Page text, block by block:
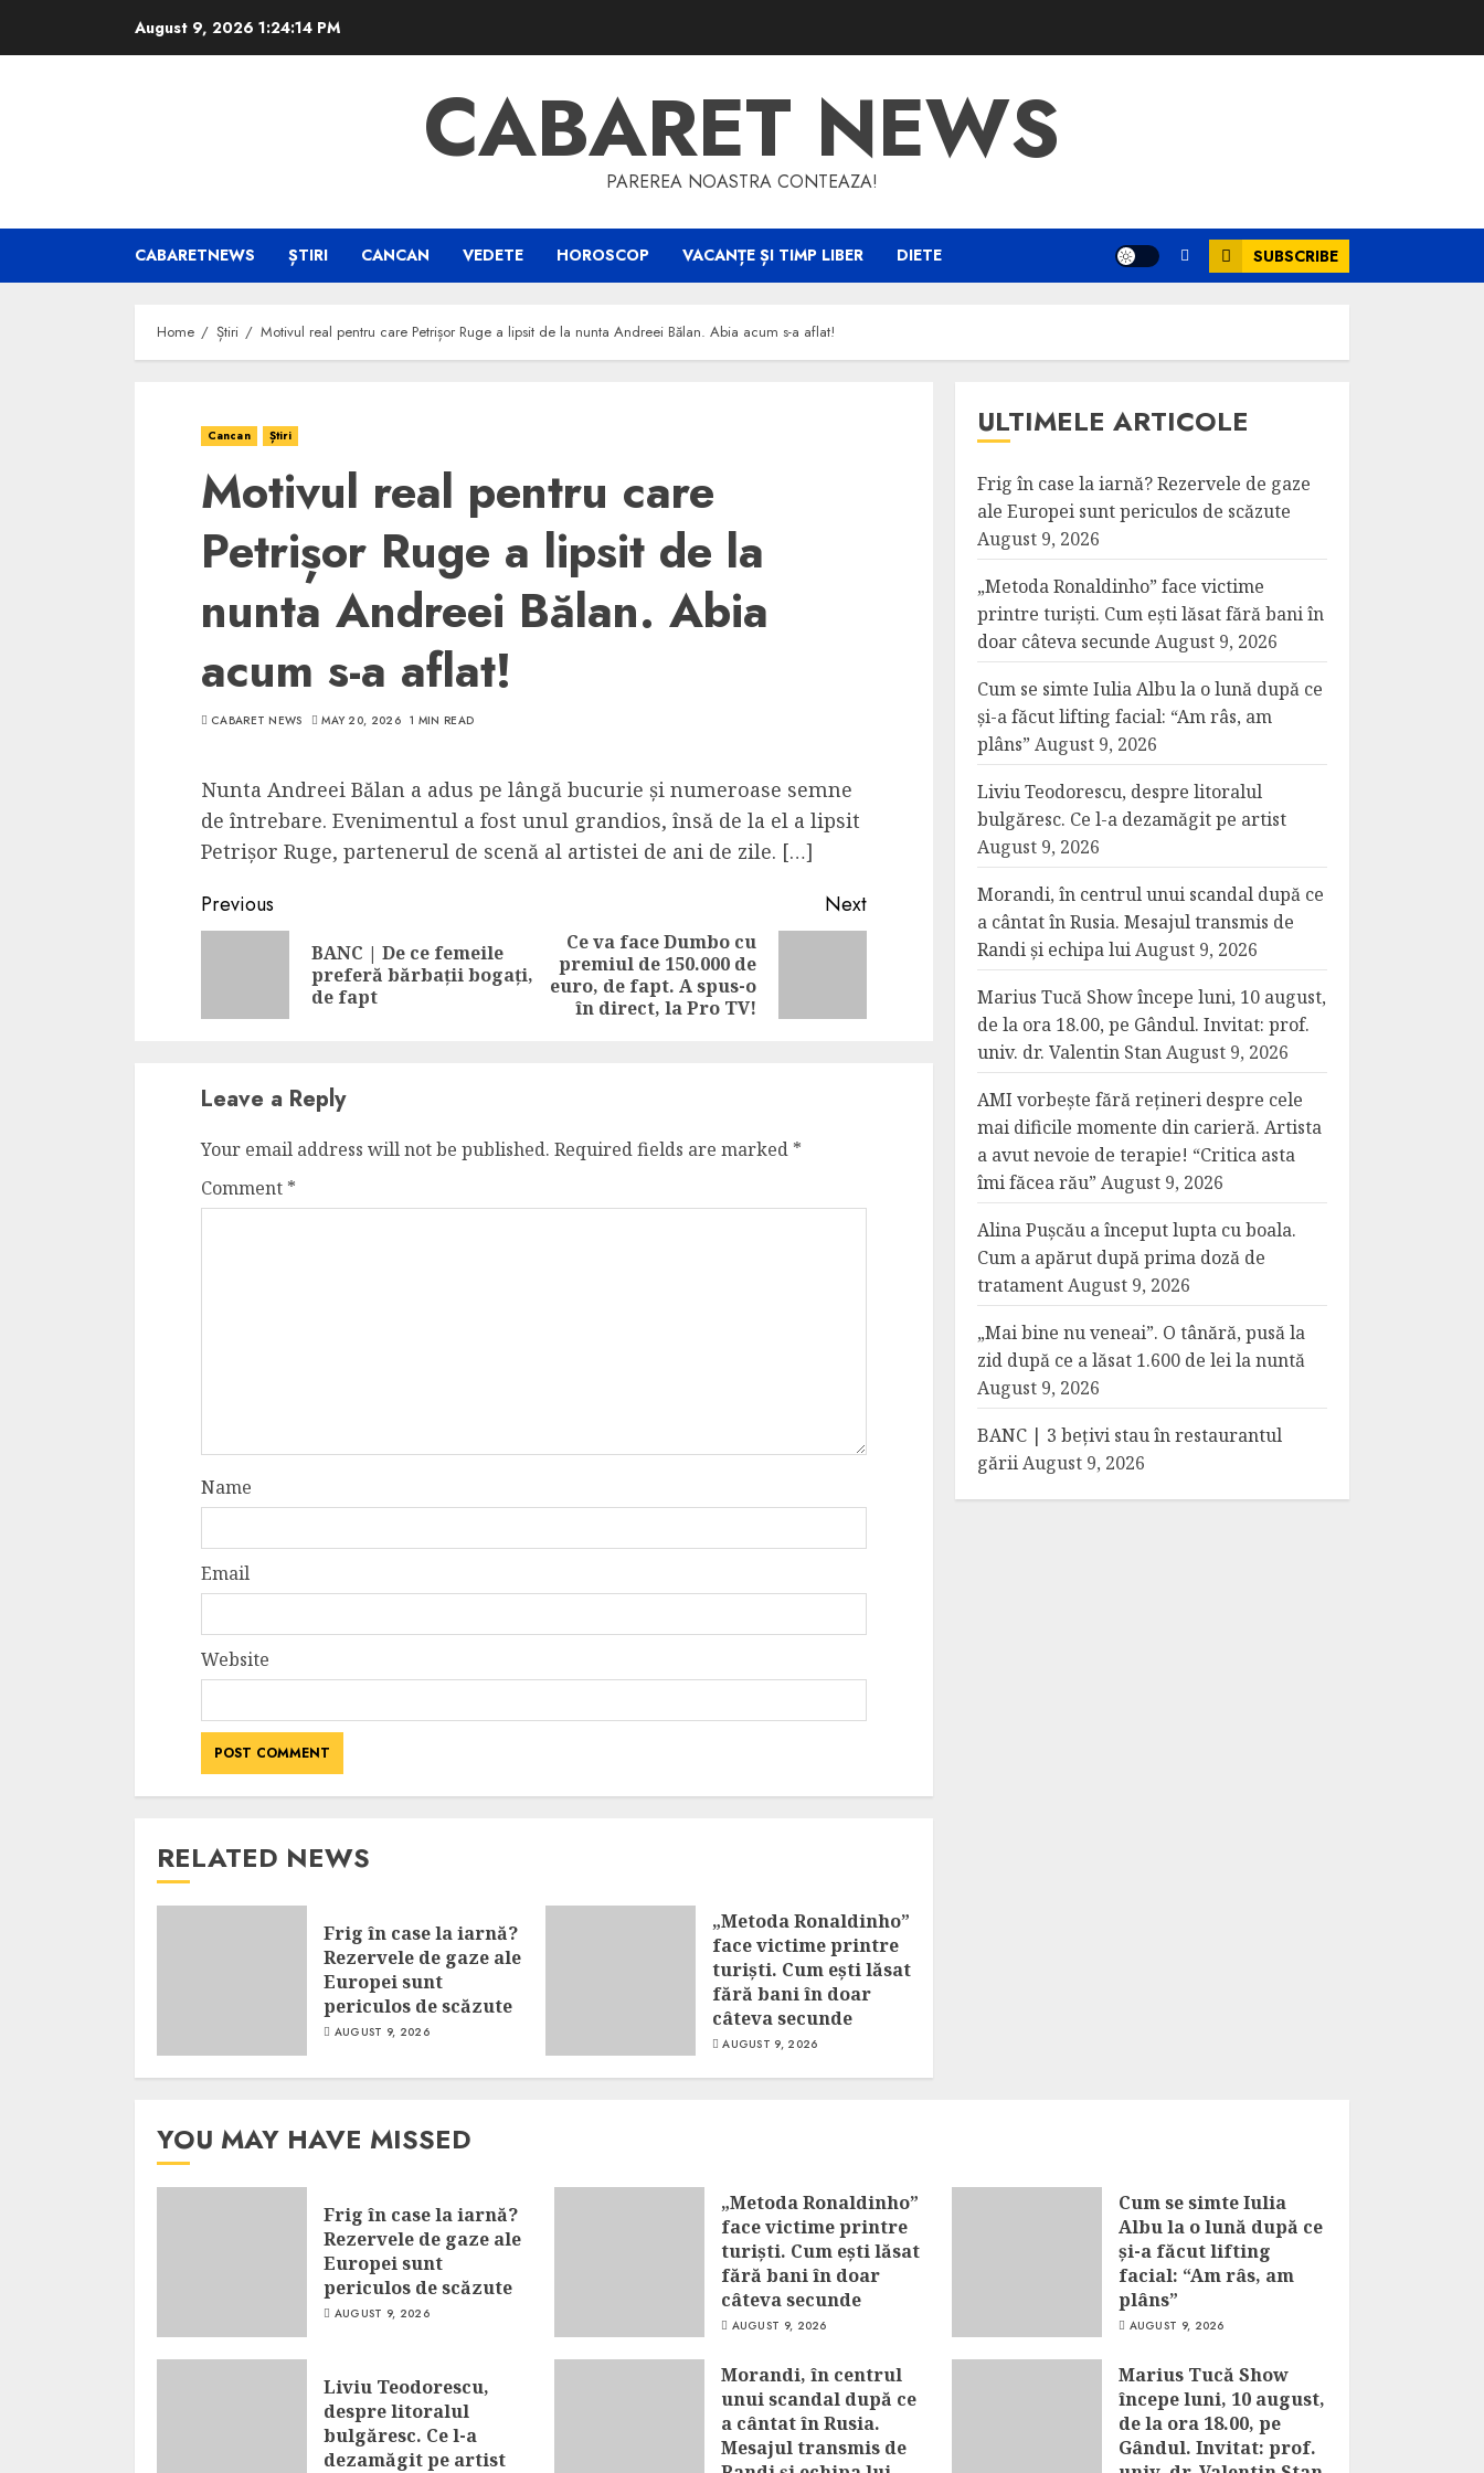
August 9, 2026 1:24:15 PM
CABARET NEWS
PAREREA NOASTRA CONTEAZA!
CABARETNEWS ȘTIRI CANCAN VEDETE HOROSCOP VACANȚE ȘI TIMP LIBER DIETE SUBSCRIBE
Home Știri Motivul real pentru care Petrișor Ruge a lipsit de la nunta Andreei Bălan. Abia acum s-a aflat!
Cancan Știri
Motivul real pentru care
Petrișor Ruge a lipsit de la
nunta Andreei Bălan. Abia
acum s-a aflat!
CABARET NEWS MAY 20, 2026 1 MIN READ
Nunta Andreei Bălan a adus pe lângă bucurie și numeroase semne
de întrebare. Evenimentul a fost unul grandios, însă de la el a lipsit
Petrișor Ruge, partenerul de scenă al artistei de ani de zile. […]
Continue
Reading
Previous
Previous
post:
BANC | De ce femeile
preferă bărbații bogați,
de fapt
Next
Next
post:
Ce va face Dumbo cu
premiul de 150.000 de
euro, de fapt. A spus-o
în direct, la Pro TV!
Leave a Reply
Your email address will not be published. Required fields are marked *
Comment *
Name
Email
Website
RELATED NEWS
Frig în case la iarnă?
Rezervele de gaze ale
Europei sunt
periculos de scăzute
AUGUST 9, 2026
„Metoda Ronaldinho”
face victime printre
turiști. Cum ești lăsat
fără bani în doar
câteva secunde
AUGUST 9, 2026
ULTIMELE ARTICOLE
Frig în case la iarnă? Rezervele de gaze
ale Europei sunt periculos de scăzute
August 9, 2026
„Metoda Ronaldinho” face victime
printre turiști. Cum ești lăsat fără bani în
doar câteva secunde August 9, 2026
Cum se simte Iulia Albu la o lună după ce
și-a făcut lifting facial: “Am râs, am
plâns” August 9, 2026
Liviu Teodorescu, despre litoralul
bulgăresc. Ce l-a dezamăgit pe artist
August 9, 2026
Morandi, în centrul unui scandal după ce
a cântat în Rusia. Mesajul transmis de
Randi și echipa luiAugust 9, 2026
Marius Tucă Show începe luni, 10 august,
de la ora 18.00, pe Gândul. Invitat: prof.
univ. dr. Valentin StanAugust 9, 2026
AMI vorbește fără rețineri despre cele
mai dificile momente din carieră. Artista
a avut nevoie de terapie! “Critica asta
îmi făcea rău” August 9, 2026
Alina Pușcău a început lupta cu boala.
Cum a apărut după prima doză de
tratamentAugust 9, 2026
„Mai bine nu veneai”. O tânără, pusă la
zid după ce a lăsat 1.600 de lei la nuntă
August 9, 2026
BANC | 3 bețivi stau în restaurantul
găriiAugust 9, 2026
YOU MAY HAVE MISSED
Frig în case la iarnă?
Rezervele de gaze ale
Europei sunt
periculos de scăzute
AUGUST 9, 2026
„Metoda Ronaldinho”
face victime printre
turiști. Cum ești lăsat
fără bani în doar
câteva secunde
AUGUST 9, 2026
Cum se simte Iulia
Albu la o lună după ce
și-a făcut lifting
facial: “Am râs, am
plâns”
AUGUST 9, 2026
Liviu Teodorescu,
despre litoralul
bulgăresc. Ce l-a
dezamăgit pe artist
Morandi, în centrul
unui scandal după ce
a cântat în Rusia.
Mesajul transmis de
Marius Tucă Show
începe luni, 10 august,
de la ora 18.00, pe
Gândul. Invitat: prof.